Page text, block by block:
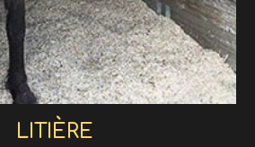
LITIÈRE